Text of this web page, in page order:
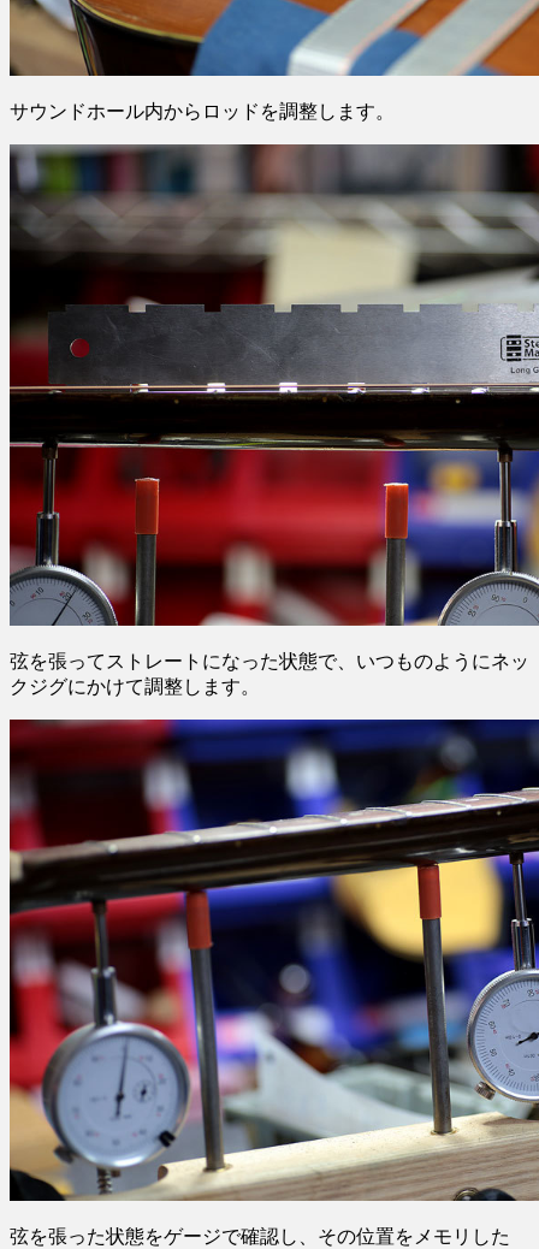
サウンドホール内からロッドを調整します。
弦を張ってストレートになった状態で、いつものようにネッ
クジグにかけて調整します。
弦を張った状態をゲージで確認し、その位置をメモリした